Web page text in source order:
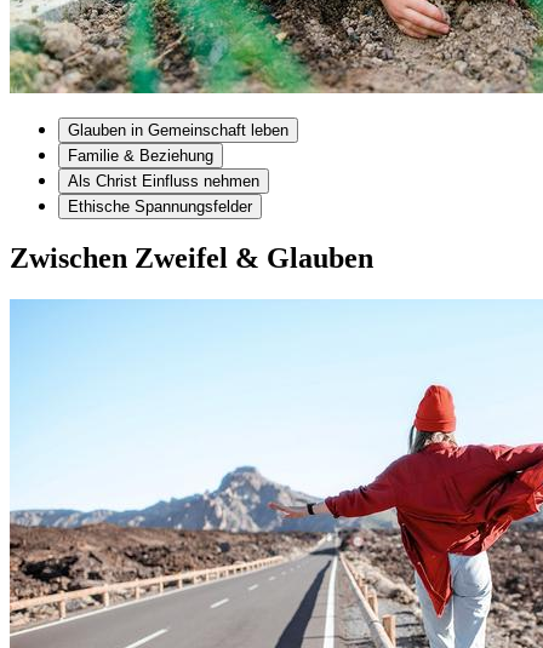
Glauben in Gemeinschaft leben
Familie & Beziehung
Als Christ Einfluss nehmen
Ethische Spannungsfelder
Zwischen Zweifel & Glauben